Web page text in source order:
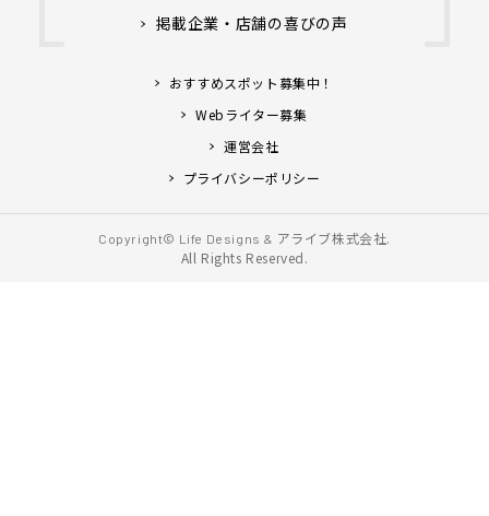
掲載企業・店舗の喜びの声
おすすめスポット募集中！
Webライター募集
運営会社
プライバシーポリシー
Copyright© Life Designs & アライブ株式会社.
All Rights Reserved.